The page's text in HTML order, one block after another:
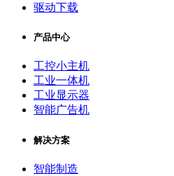
驱动下载
产品中心
工控小主机
工业一体机
工业显示器
智能广告机
解决方案
智能制造